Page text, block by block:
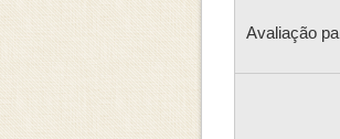
Avaliação